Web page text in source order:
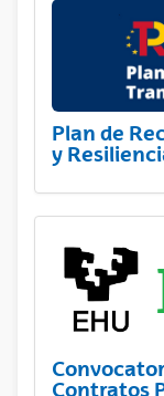
Plan de
y
Contratos